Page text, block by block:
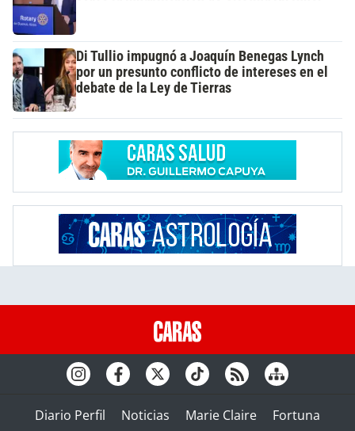
Di Tullio impugnó a Joaquín Benegas Lynch
por un presunto conflicto de intereses en el
debate de la Ley de Tierras
Diario Perfil Noticias Marie Claire
Fortuna